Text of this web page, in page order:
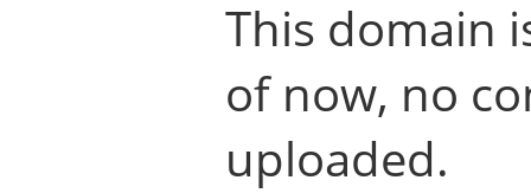
This domain
of now, no
uploaded.